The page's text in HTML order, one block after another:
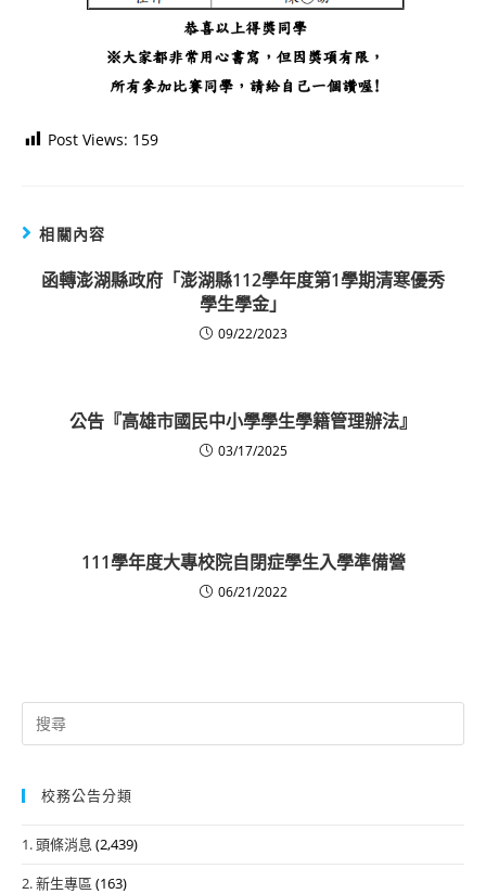
Post Views: 159
相關內容
函轉澎湖縣政府「澎湖縣112學年度第1學期清寒優秀
學生學金」
09/22/2023
公告『高雄市國民中小學學生學籍管理辦法』
03/17/2025
111學年度大專校院自閉症學生入學準備營
06/21/2022
Search
for:
校務公告分類
1. 頭條消息 (2,439)
2. 新生專區 (163)